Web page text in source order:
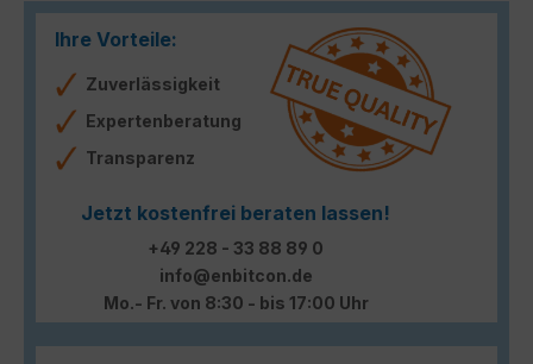
Ihre Vorteile:
Zuverlässigkeit
Expertenberatung
Transparenz
Jetzt kostenfrei beraten lassen!
+49 228 - 33 88 89 0
info@enbitcon.de
Mo.- Fr. von 8:30 - bis 17:00 Uhr